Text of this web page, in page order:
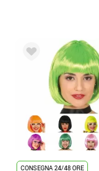
CONSEGNA 24/48 ORE